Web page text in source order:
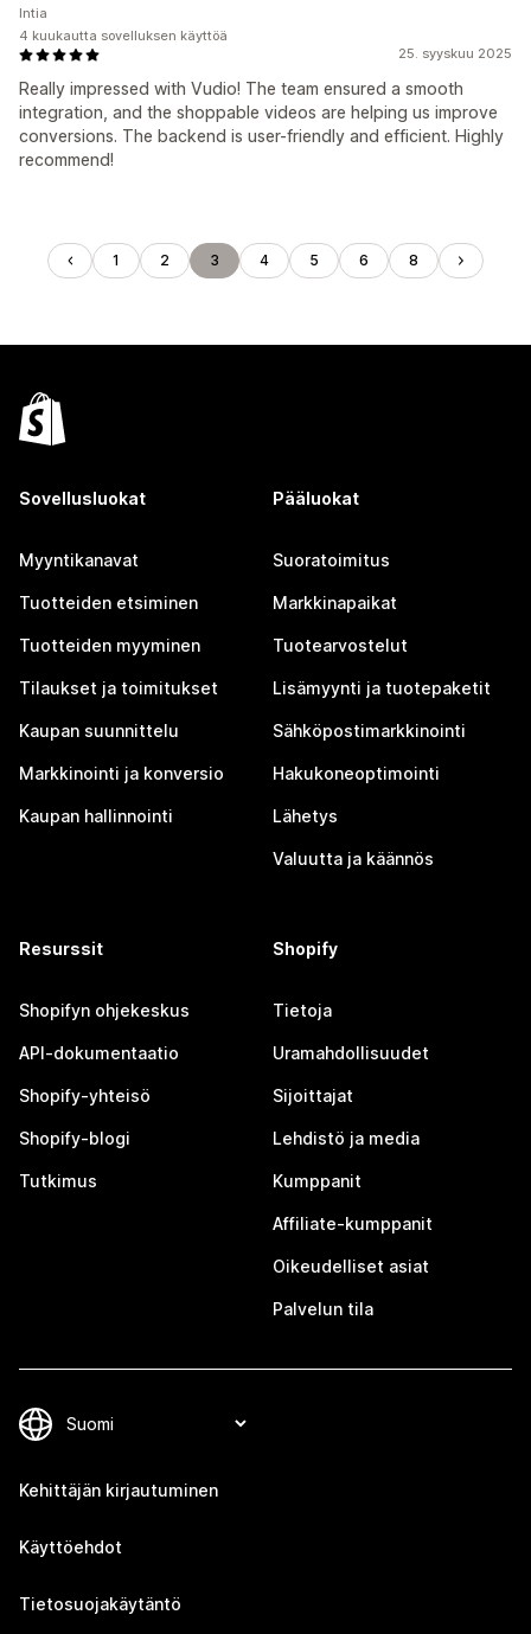
25. syyskuu 2025
Really impressed with Vudio! The team ensured a smooth
integration, and the shoppable videos are helping us improve
conversions. The backend is user-friendly and efficient. Highly
recommend!
Intia
4 kuukautta sovelluksen käyttöä
1 2 3 4 5 6 8
Sovellusluokat
Myyntikanavat
Tuotteiden etsiminen
Tuotteiden myyminen
Tilaukset ja toimitukset
Kaupan suunnittelu
Markkinointi ja konversio
Kaupan hallinnointi
Pääluokat
Suoratoimitus
Markkinapaikat
Tuotearvostelut
Lisämyynti ja tuotepaketit
Sähköpostimarkkinointi
Hakukoneoptimointi
Lähetys
Valuutta ja käännös
Resurssit
Shopifyn ohjekeskus
API-dokumentaatio
Shopify-yhteisö
Shopify-blogi
Tutkimus
Shopify
Tietoja
Uramahdollisuudet
Sijoittajat
Lehdistö ja media
Kumppanit
Affiliate-kumppanit
Oikeudelliset asiat
Palvelun tila
Kehittäjän kirjautuminen
Käyttöehdot
Tietosuojakäytäntö